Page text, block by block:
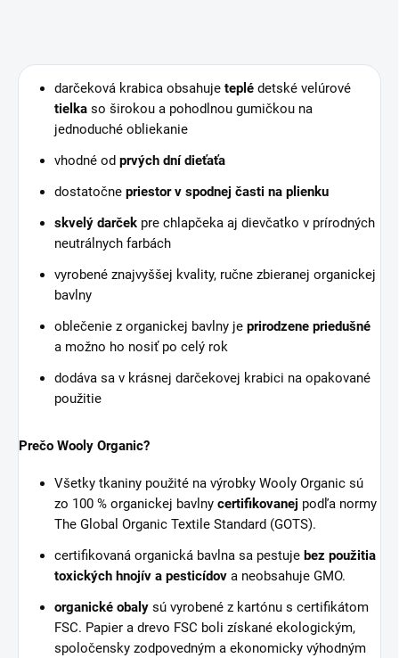
darčeková krabica obsahuje teplé detské velúrové
tielka so širokou a pohodlnou gumičkou na
jednoduché obliekanie
vhodné od prvých dní dieťaťa
dostatočne priestor v spodnej časti na plienku
skvelý darček pre chlapčeka aj dievčatko v prírodných
neutrálnych farbách
vyrobené znajvyššej kvality, ručne zbieranej organickej
bavlny
oblečenie z organickej bavlny je prirodzene priedušné
a možno ho nosiť po celý rok
dodáva sa v krásnej darčekovej krabici na opakované
použitie
Prečo Wooly Organic?
Všetky tkaniny použité na výrobky Wooly Organic sú
zo 100 % organickej bavlny certifikovanej podľa normy
The Global Organic Textile Standard (GOTS).
certifikovaná organická bavlna sa pestuje bez použitia
toxických hnojív a pesticídov a neobsahuje GMO.
organické obaly sú vyrobené z kartónu s certifikátom
FSC. Papier a drevo FSC boli získané ekologickým,
spoločensky zodpovedným a ekonomicky výhodným